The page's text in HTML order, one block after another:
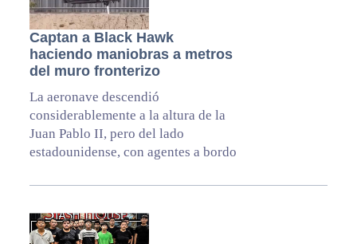
Captan a Black Hawk
haciendo maniobras a metros
del muro fronterizo
La aeronave descendió
considerablemente a la altura de la
Juan Pablo II, pero del lado
estadounidense, con agentes a bordo